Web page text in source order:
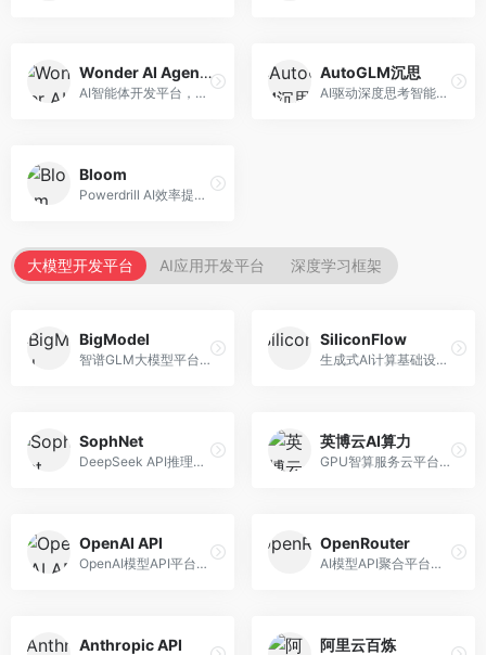
Wonder AI Agents
AI智能体开发平台，专注于低代码智能体创建。面向开发者，提供可视化开发、模板库、部署服务等功能，开发门槛低。
AutoGLM沉思
AI驱动深度思考智能体，专注于复杂推理任务。面向高级用户，提供深度分析、逻辑推理、决策支持等服务，推理能力强。
Bloom
Powerdrill AI效率提升平台，专注于企业智能化。面向企业用户，提供智能体创建、流程自动化、数据分析等服务，企业效率提升显著。
大模型开发平台 AI应用开发平台 深度学习框架
BigModel
智谱GLM大模型平台，提供API调用与模型服务。面向开发者和企业用户，提供GLM系列模型API、微调服务、应用开发工具等，开源生态完善。
SiliconFlow
生成式AI计算基础设施平台，专注于模型推理服务。面向开发者和企业，提供多模型API、高性能推理、成本优化等服务，推理性价比高。
SophNet
DeepSeek API推理平台，专注于DeepSeek模型服务。面向开发者，提供DeepSeek模型API、高性能推理、低成本服务，推理效率高。
英博云AI算力
GPU智算服务云平台，专注于AI算力租赁。面向AI研究者和企业，提供GPU租赁、模型训练、推理服务等，算力资源丰富。
OpenAI API
OpenAI模型API平台，提供GPT系列模型服务。面向开发者，提供模型API、微调服务、Assistants API等，是AI开发领域的基础设施。
OpenRouter
AI模型API聚合平台，整合多种主流大模型。面向开发者，提供统一API接口、模型对比、成本优化等服务，模型选择灵活。
Anthropic API 阿里云百炼